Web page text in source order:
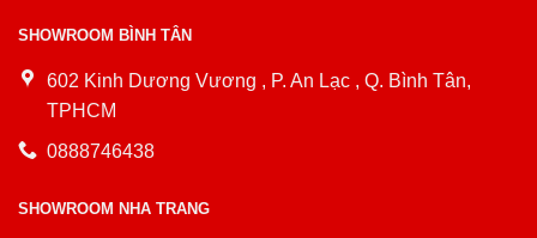
SHOWROOM BÌNH TÂN
602 Kinh Dương Vương , P. An Lạc , Q. Bình Tân,
TPHCM
0888746438
SHOWROOM NHA TRANG